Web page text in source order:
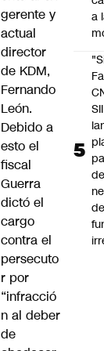
gerente y
actual
director
de KDM,
Fernando
León.
Debido a
esto el
fiscal
Guerra
dictó el
cargo
contra el
persecuto
r por
“infracció
n al deber
de
a
SII
de